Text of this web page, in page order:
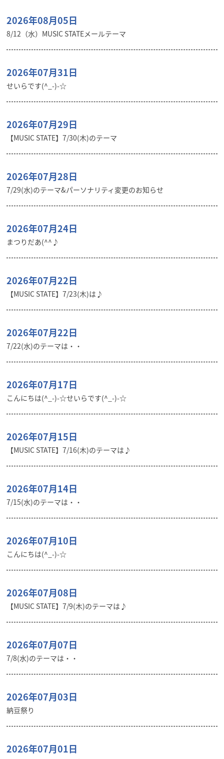
2026年08月05日
8/12（水）MUSIC STATEメールテーマ
2026年07月31日
せいらです(^_-)-☆
2026年07月29日
【MUSIC STATE】7/30(木)のテーマ
2026年07月28日
7/29(水)のテーマ&パーソナリティ変更のお知らせ
2026年07月24日
まつりだあ(^^♪
2026年07月22日
【MUSIC STATE】7/23(木)は♪
2026年07月22日
7/22(水)のテーマは・・
2026年07月17日
こんにちは(^_-)-☆せいらです(^_-)-☆
2026年07月15日
【MUSIC STATE】7/16(木)のテーマは♪
2026年07月14日
7/15(水)のテーマは・・
2026年07月10日
こんにちは(^_-)-☆
2026年07月08日
【MUSIC STATE】7/9(木)のテーマは♪
2026年07月07日
7/8(水)のテーマは・・
2026年07月03日
納豆祭り
2026年07月01日